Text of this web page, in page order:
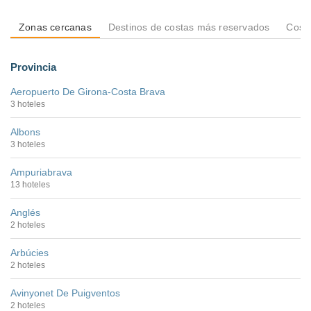
Zonas cercanas Destinos de costas más reservados
Provincia
Aeropuerto De Girona-Costa Brava
3 hoteles
Albons
3 hoteles
Ampuriabrava
13 hoteles
Anglés
2 hoteles
Arbúcies
2 hoteles
Avinyonet De Puigventos
2 hoteles